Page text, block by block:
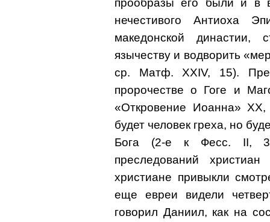
нечестивого Антиоха
македонской династии,
язычеству и водворить
ср. Матф. XXIV, 15).
пророчестве о Гоге и
«Откровение Иоанна»
будет человек греха, но
Бога (2-е к Фесс. II, 3
преследований
христиане привыкли
еще евреи видели
говорил Даниил, как на